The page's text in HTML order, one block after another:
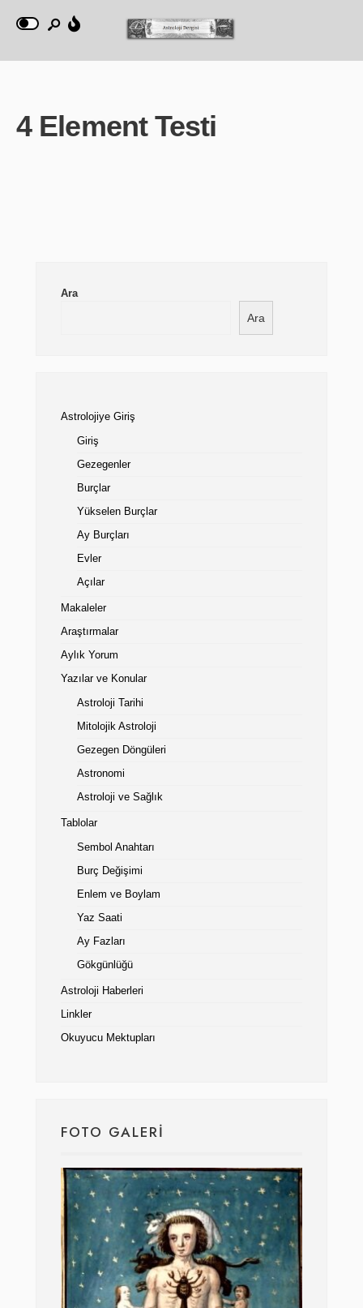
4 Element Testi
Ara
Ara
Astrolojiye Giriş
Giriş
Gezegenler
Burçlar
Yükselen Burçlar
Ay Burçları
Evler
Açılar
Makaleler
Araştırmalar
Aylık Yorum
Yazılar ve Konular
Astroloji Tarihi
Mitolojik Astroloji
Gezegen Döngüleri
Astronomi
Astroloji ve Sağlık
Tablolar
Sembol Anahtarı
Burç Değişimi
Enlem ve Boylam
Yaz Saati
Ay Fazları
Gökgünlüğü
Astroloji Haberleri
Linkler
Okuyucu Mektupları
FOTO GALERI